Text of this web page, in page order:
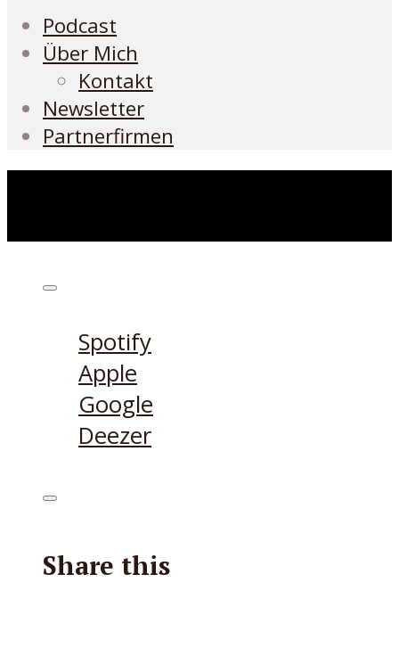
Podcast
Über Mich
Kontakt
Newsletter
Partnerfirmen
Spotify
Apple
Google
Deezer
Share this